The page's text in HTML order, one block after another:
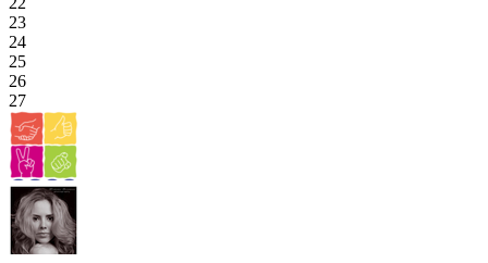
23
24
25
26
27